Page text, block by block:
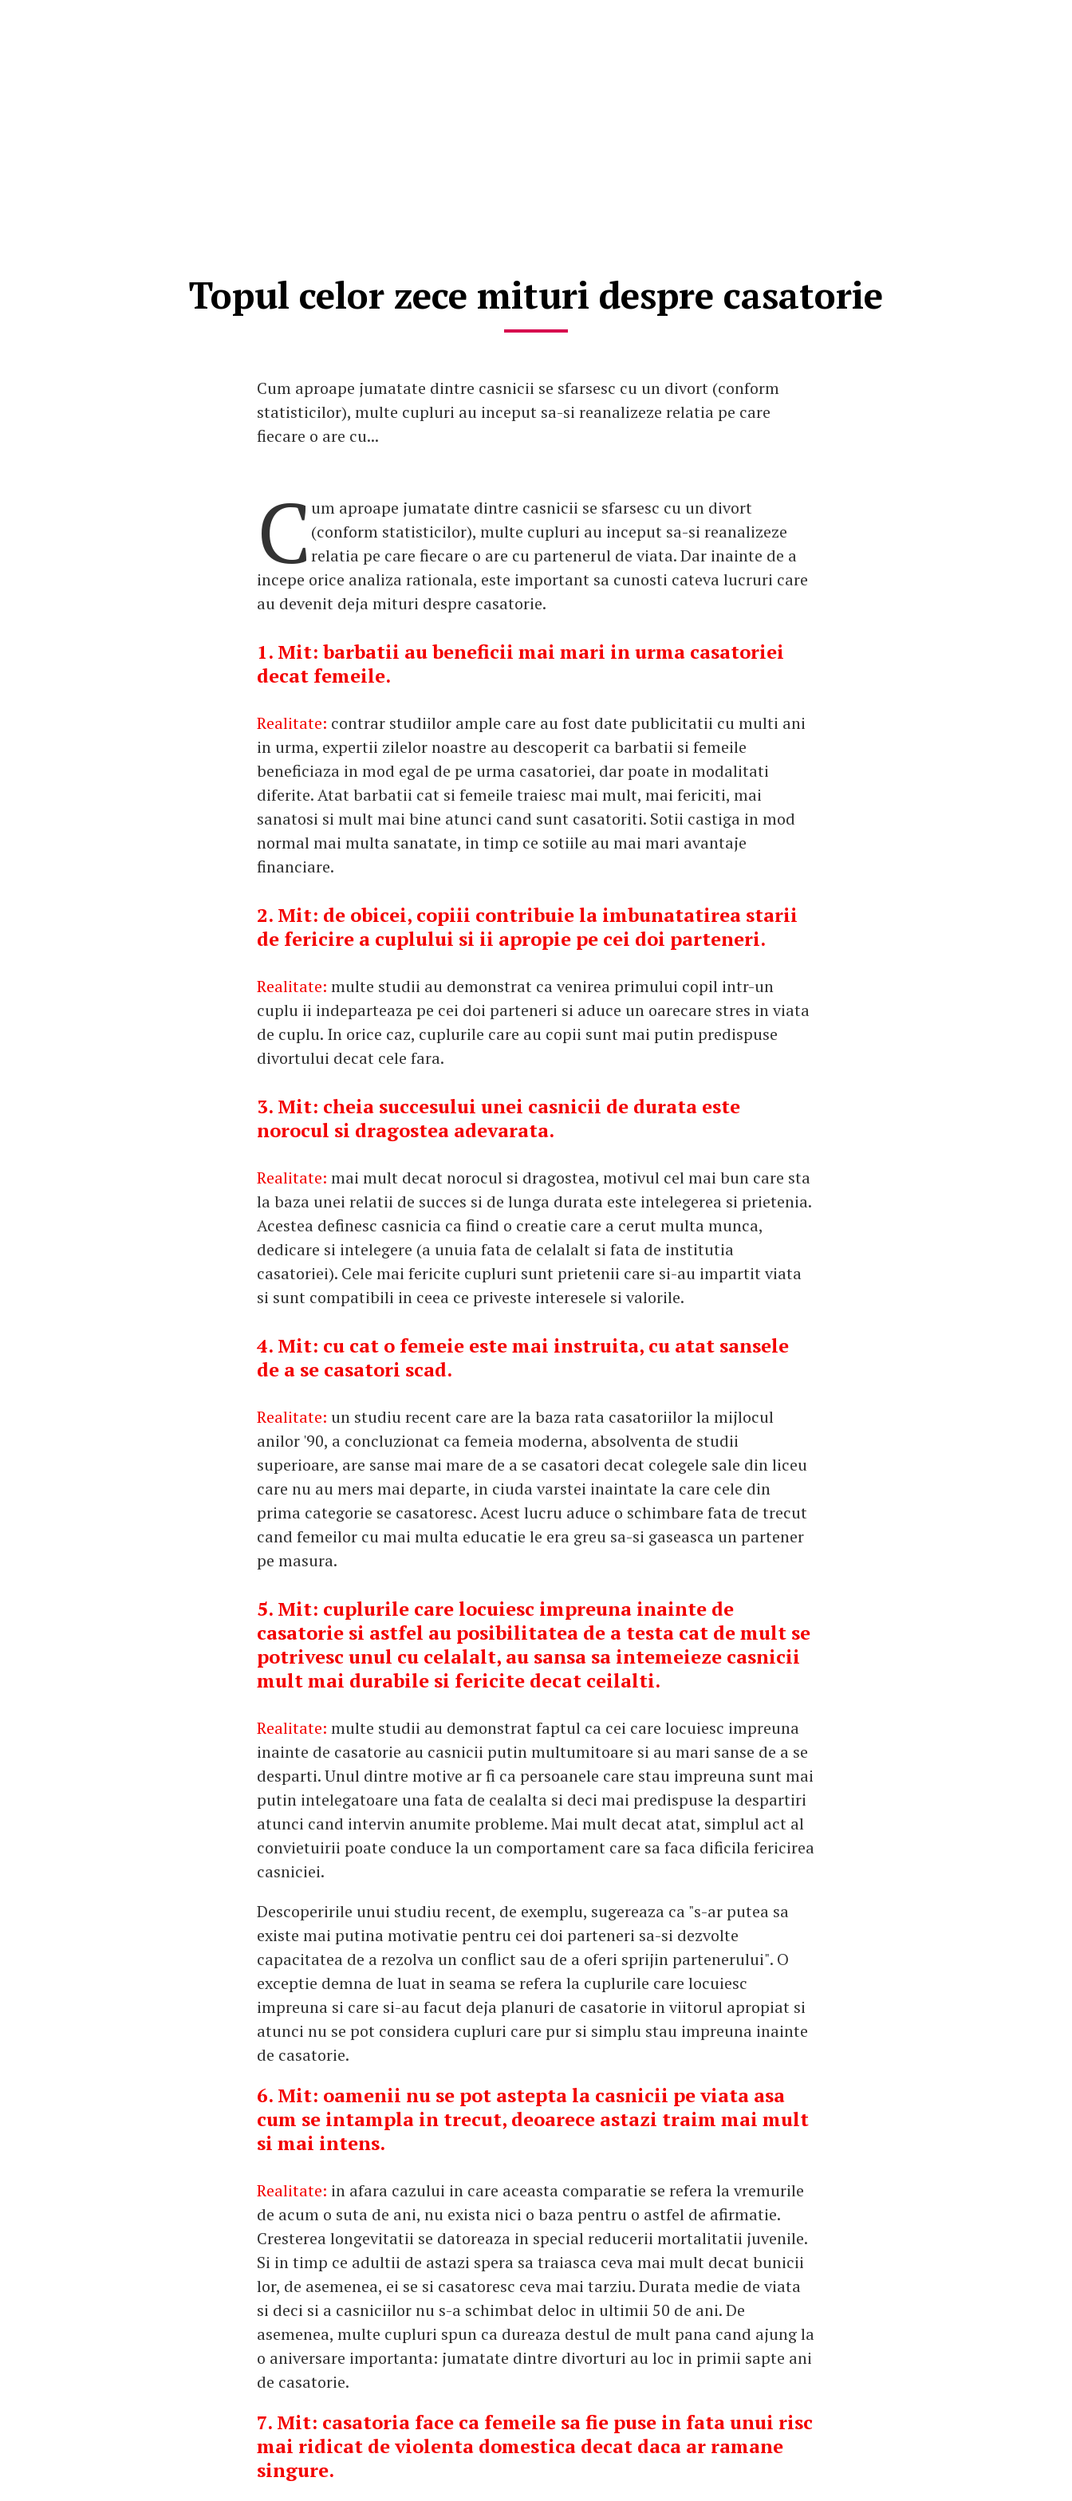
Topul celor zece mituri despre casatorie
Cum aproape jumatate dintre casnicii se sfarsesc cu un divort (conform
statisticilor), multe cupluri au inceput sa-si reanalizeze relatia pe care
fiecare o are cu...
C um aproape jumatate dintre casnicii se sfarsesc cu un divort
(conform statisticilor), multe cupluri au inceput sa-si reanalizeze
relatia pe care fiecare o are cu partenerul de viata. Dar inainte de a
incepe orice analiza rationala, este important sa cunosti cateva lucruri care
au devenit deja mituri despre casatorie.
1. Mit: barbatii au beneficii mai mari in urma casatoriei
decat femeile.
Realitate: contrar studiilor ample care au fost date publicitatii cu multi ani
in urma, expertii zilelor noastre au descoperit ca barbatii si femeile
beneficiaza in mod egal de pe urma casatoriei, dar poate in modalitati
diferite. Atat barbatii cat si femeile traiesc mai mult, mai fericiti, mai
sanatosi si mult mai bine atunci cand sunt casatoriti. Sotii castiga in mod
normal mai multa sanatate, in timp ce sotiile au mai mari avantaje
financiare.
2. Mit: de obicei, copiii contribuie la imbunatatirea starii
de fericire a cuplului si ii apropie pe cei doi parteneri.
Realitate: multe studii au demonstrat ca venirea primului copil intr-un
cuplu ii indeparteaza pe cei doi parteneri si aduce un oarecare stres in viata
de cuplu. In orice caz, cuplurile care au copii sunt mai putin predispuse
divortului decat cele fara.
3. Mit: cheia succesului unei casnicii de durata este
norocul si dragostea adevarata.
Realitate: mai mult decat norocul si dragostea, motivul cel mai bun care sta
la baza unei relatii de succes si de lunga durata este intelegerea si prietenia.
Acestea definesc casnicia ca fiind o creatie care a cerut multa munca,
dedicare si intelegere (a unuia fata de celalalt si fata de institutia
casatoriei). Cele mai fericite cupluri sunt prietenii care si-au impartit viata
si sunt compatibili in ceea ce priveste interesele si valorile.
4. Mit: cu cat o femeie este mai instruita, cu atat sansele
de a se casatori scad.
Realitate: un studiu recent care are la baza rata casatoriilor la mijlocul
anilor '90, a concluzionat ca femeia moderna, absolventa de studii
superioare, are sanse mai mare de a se casatori decat colegele sale din liceu
care nu au mers mai departe, in ciuda varstei inaintate la care cele din
prima categorie se casatoresc. Acest lucru aduce o schimbare fata de trecut
cand femeilor cu mai multa educatie le era greu sa-si gaseasca un partener
pe masura.
5. Mit: cuplurile care locuiesc impreuna inainte de
casatorie si astfel au posibilitatea de a testa cat de mult se
potrivesc unul cu celalalt, au sansa sa intemeieze casnicii
mult mai durabile si fericite decat ceilalti.
Realitate: multe studii au demonstrat faptul ca cei care locuiesc impreuna
inainte de casatorie au casnicii putin multumitoare si au mari sanse de a se
desparti. Unul dintre motive ar fi ca persoanele care stau impreuna sunt mai
putin intelegatoare una fata de cealalta si deci mai predispuse la despartiri
atunci cand intervin anumite probleme. Mai mult decat atat, simplul act al
convietuirii poate conduce la un comportament care sa faca dificila fericirea
casniciei.
Descoperirile unui studiu recent, de exemplu, sugereaza ca "s-ar putea sa
existe mai putina motivatie pentru cei doi parteneri sa-si dezvolte
capacitatea de a rezolva un conflict sau de a oferi sprijin partenerului". O
exceptie demna de luat in seama se refera la cuplurile care locuiesc
impreuna si care si-au facut deja planuri de casatorie in viitorul apropiat si
atunci nu se pot considera cupluri care pur si simplu stau impreuna inainte
de casatorie.
6. Mit: oamenii nu se pot astepta la casnicii pe viata asa
cum se intampla in trecut, deoarece astazi traim mai mult
si mai intens.
Realitate: in afara cazului in care aceasta comparatie se refera la vremurile
de acum o suta de ani, nu exista nici o baza pentru o astfel de afirmatie.
Cresterea longevitatii se datoreaza in special reducerii mortalitatii juvenile.
Si in timp ce adultii de astazi spera sa traiasca ceva mai mult decat bunicii
lor, de asemenea, ei se si casatoresc ceva mai tarziu. Durata medie de viata
si deci si a casniciilor nu s-a schimbat deloc in ultimii 50 de ani. De
asemenea, multe cupluri spun ca dureaza destul de mult pana cand ajung la
o aniversare importanta: jumatate dintre divorturi au loc in primii sapte ani
de casatorie.
7. Mit: casatoria face ca femeile sa fie puse in fata unui risc
mai ridicat de violenta domestica decat daca ar ramane
singure.